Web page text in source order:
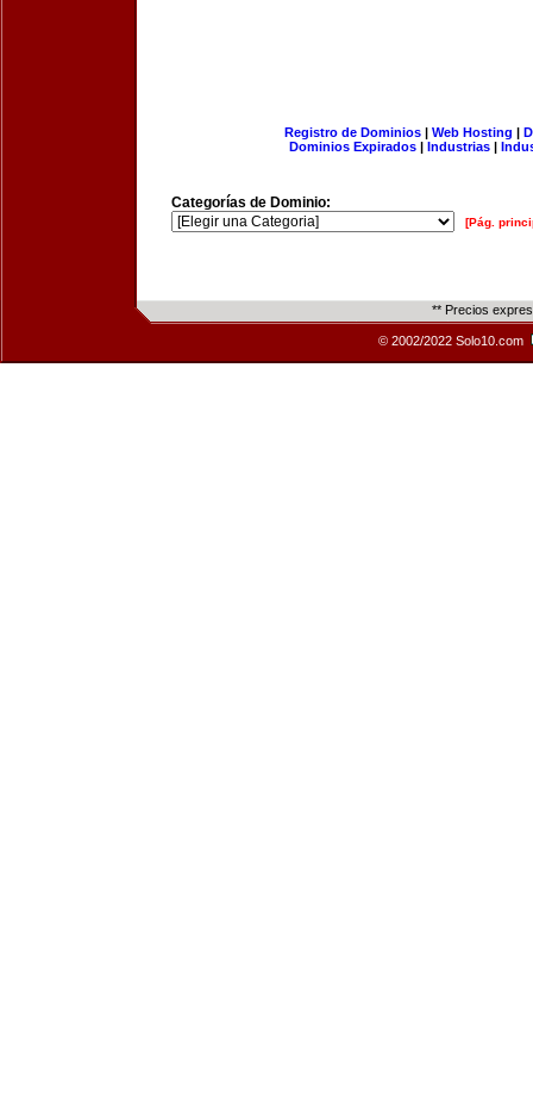
Registro de Dominios| Web Hosting |
Dominios Expirados | Industrias |
Categorías de Dominio:
[Pág.
** Precios
© 2002/2022 Solo10.com